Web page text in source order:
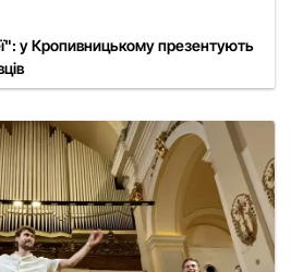
у Кропивницькому презентують